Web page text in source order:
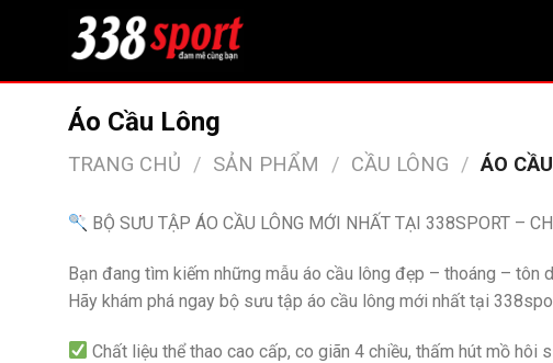
Áo Cầu Lông
TRANG CHỦ / SẢN PHẨM / CẦU LÔNG / ÁO
BỘ SƯU TẬP ÁO CẦU LÔNG MỚI NHẤT TẠI 338SPORT –
Bạn đang tìm kiếm những mẫu áo cầu lông đẹp – thoáng –
Hãy khám phá ngay bộ sưu tập áo cầu lông mới nhất tại
Chất liệu thể thao cao cấp, co giãn 4 chiều, thấm hút mồ hôi